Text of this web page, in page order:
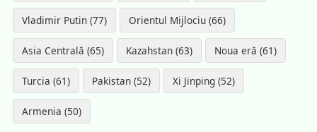
Vladimir Putin (77) Orientul Mijlociu (66)
Asia Centrală (65) Kazahstan (63) Noua eră (61)
Turcia (61) Pakistan (52) Xi Jinping (52)
Armenia (50)